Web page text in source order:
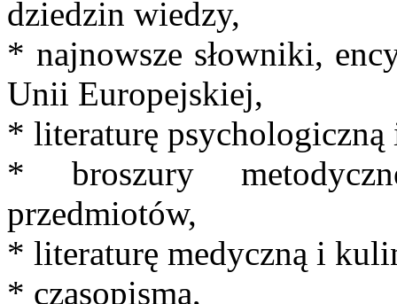
dziedzin wiedzy,
* najnowsze słowniki,
Unii Europejskiej,
* literaturę psychologiczną
* broszury
przedmiotów,
* literaturę medyczną i
* czasopisma,